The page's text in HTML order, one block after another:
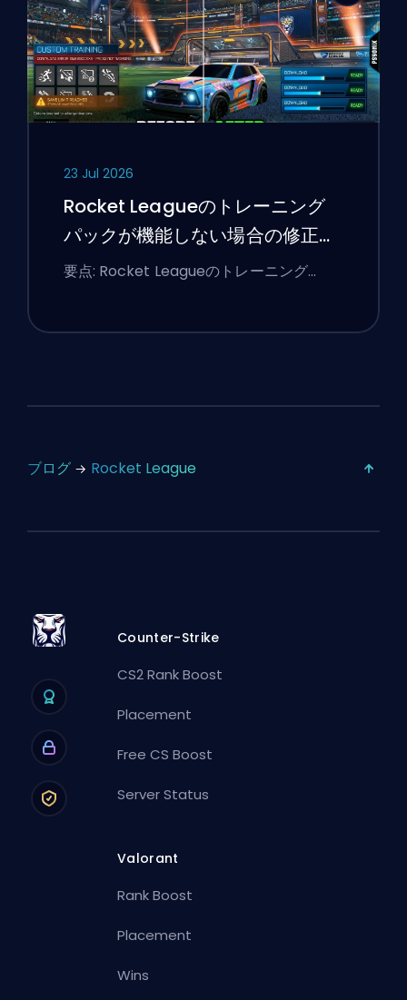
23 Jul 2026
Rocket Leagueのトレーニング
パックが機能しない場合の修正方
法
要点: Rocket Leagueのトレーニング…
ブログ Rocket League
Counter-Strike
CS2 Rank Boost
Placement
Free CS Boost
Server Status
Valorant
Rank Boost
Placement
Wins